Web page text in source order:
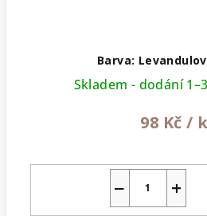
Barva:
Skladem - dodání
98 Kč /
+
−